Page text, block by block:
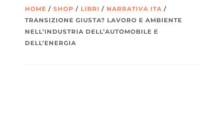
HOME / SHOP / LIBRI / NARRATIVA ITA /
TRANSIZIONE GIUSTA? LAVORO E AMBIENTE
NELL’INDUSTRIA DELL’AUTOMOBILE E
DELL’ENERGIA